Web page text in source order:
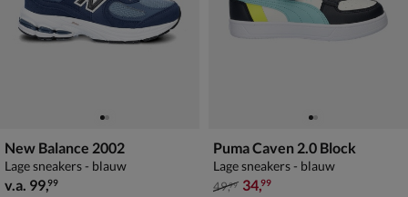
New Balance 2002
Lage sneakers - blauw
vanaf € 99,99
v.a. 99,99
Puma Caven 2.0 Block
Lage sneakers - blauw
van € 49,99 voor € 34,99
49,99 34,99